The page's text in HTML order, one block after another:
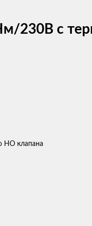
230В с
НО клапана